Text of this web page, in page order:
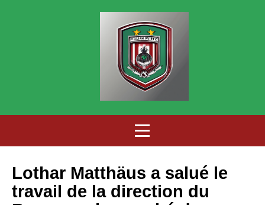
Lothar Matthäus a salué le
travail de la direction du